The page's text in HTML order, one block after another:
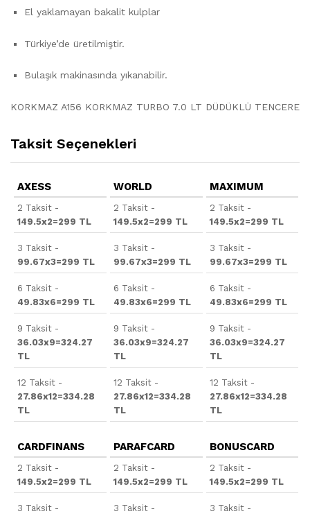
El yaklamayan bakalit kulplar
Türkiye’de üretilmiştir.
Bulaşık makinasında yıkanabilir.
KORKMAZ A156 KORKMAZ TURBO 7.0 LT DÜDÜKLÜ TENCERE
Taksit Seçenekleri
AXESS
2 Taksit -
149.5x2=299 TL
3 Taksit -
99.67x3=299 TL
6 Taksit -
49.83x6=299 TL
9 Taksit -
36.03x9=324.27
TL
12 Taksit -
27.86x12=334.28
TL
WORLD
2 Taksit -
149.5x2=299 TL
3 Taksit -
99.67x3=299 TL
6 Taksit -
49.83x6=299 TL
9 Taksit -
36.03x9=324.27
TL
12 Taksit -
27.86x12=334.28
TL
MAXIMUM
2 Taksit -
149.5x2=299 TL
3 Taksit -
99.67x3=299 TL
6 Taksit -
49.83x6=299 TL
9 Taksit -
36.03x9=324.27
TL
12 Taksit -
27.86x12=334.28
TL
CARDFINANS
2 Taksit -
149.5x2=299 TL
3 Taksit -
PARAFCARD
2 Taksit -
149.5x2=299 TL
3 Taksit -
BONUSCARD
2 Taksit -
149.5x2=299 TL
3 Taksit -